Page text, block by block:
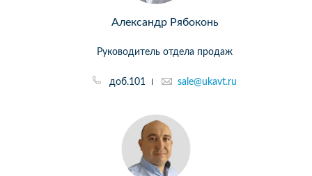
Александр Рябоконь
Руководитель отдела продаж
доб.101 sale@ukavt.ru